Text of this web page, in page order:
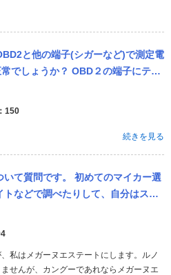
と他の端子(シガーなど)で測定電
でしょうか？ OBD２の端子にテス
アイドリング中11...
150
続きを見る
て質問です。 初めてのマイカー選
などで調べたりして、自分はステ
なと思いました。 試乗等をしたこ
私はメガーヌエステートにします。ルノ
せんが、カングーであれならメガーヌエ